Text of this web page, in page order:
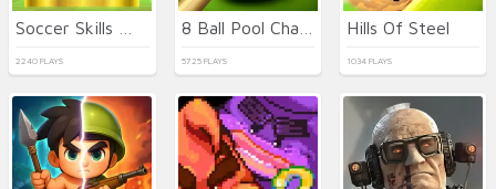
2240 PLAYS 5725 PLAYS
Hills Of Steel
1034 PLAYS